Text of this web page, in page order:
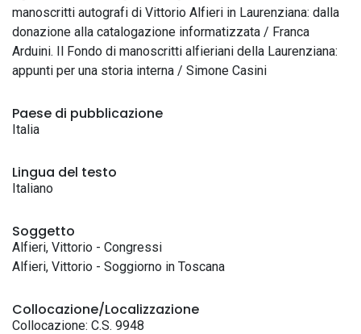
manoscritti autografi di Vittorio Alfieri in Laurenziana: dalla
donazione alla catalogazione informatizzata / Franca
Arduini. Il Fondo di manoscritti alfieriani della Laurenziana:
appunti per una storia interna / Simone Casini
Paese di pubblicazione
Italia
Lingua del testo
Italiano
Soggetto
Alfieri, Vittorio - Congressi
Alfieri, Vittorio - Soggiorno in Toscana
Collocazione/Localizzazione
Collocazione: C.S. 9948